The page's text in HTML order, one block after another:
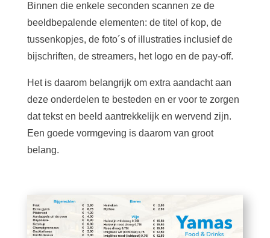
Binnen die enkele seconden scannen ze de
beeldbepalende elementen: de titel of kop, de
tussenkopjes, de foto´s of illustraties inclusief de
bijschriften, de streamers, het logo en de pay-off.
Het is daarom belangrijk om extra aandacht aan
deze onderdelen te besteden en er voor te zorgen
dat tekst en beeld aantrekkelijk en wervend zijn.
Een goede vormgeving is daarom van groot
belang.